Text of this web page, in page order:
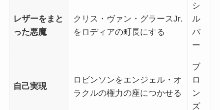
レザーをまと
った悪魔
クリス・ヴァン・グラースJr.
をロディアの町長にする
シ
ル
バ
ー
自己実現
ロビンソンをエンジェル・オ
ラクルの権力の座につかせる
ブ
ロ
ン
ズ